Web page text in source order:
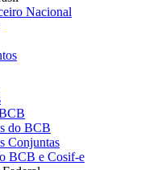
Nacional
do BCB
Conjuntas
BCB e Cosif-e